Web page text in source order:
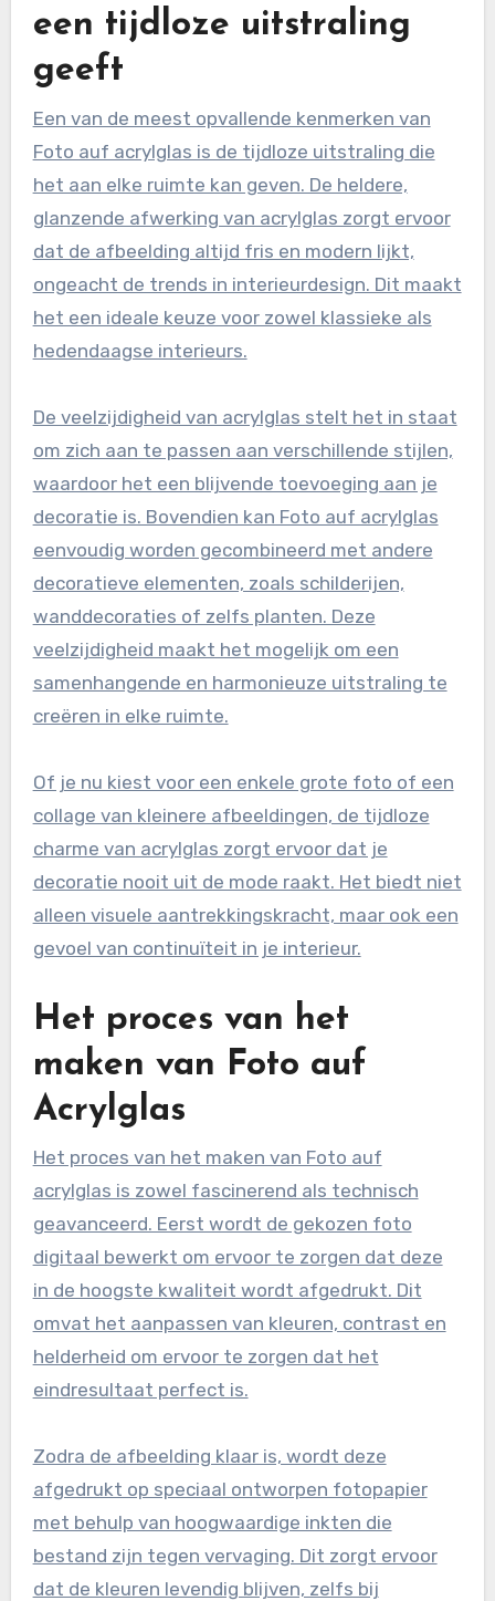
een tijdloze uitstraling
geeft
Een van de meest opvallende kenmerken van
Foto auf acrylglas is de tijdloze uitstraling die
het aan elke ruimte kan geven. De heldere,
glanzende afwerking van acrylglas zorgt ervoor
dat de afbeelding altijd fris en modern lijkt,
ongeacht de trends in interieurdesign. Dit maakt
het een ideale keuze voor zowel klassieke als
hedendaagse interieurs.
De veelzijdigheid van acrylglas stelt het in staat
om zich aan te passen aan verschillende stijlen,
waardoor het een blijvende toevoeging aan je
decoratie is. Bovendien kan Foto auf acrylglas
eenvoudig worden gecombineerd met andere
decoratieve elementen, zoals schilderijen,
wanddecoraties of zelfs planten. Deze
veelzijdigheid maakt het mogelijk om een
samenhangende en harmonieuze uitstraling te
creëren in elke ruimte.
Of je nu kiest voor een enkele grote foto of een
collage van kleinere afbeeldingen, de tijdloze
charme van acrylglas zorgt ervoor dat je
decoratie nooit uit de mode raakt. Het biedt niet
alleen visuele aantrekkingskracht, maar ook een
gevoel van continuïteit in je interieur.
Het proces van het
maken van Foto auf
Acrylglas
Het proces van het maken van Foto auf
acrylglas is zowel fascinerend als technisch
geavanceerd. Eerst wordt de gekozen foto
digitaal bewerkt om ervoor te zorgen dat deze
in de hoogste kwaliteit wordt afgedrukt. Dit
omvat het aanpassen van kleuren, contrast en
helderheid om ervoor te zorgen dat het
eindresultaat perfect is.
Zodra de afbeelding klaar is, wordt deze
afgedrukt op speciaal ontworpen fotopapier
met behulp van hoogwaardige inkten die
bestand zijn tegen vervaging. Dit zorgt ervoor
dat de kleuren levendig blijven, zelfs bij